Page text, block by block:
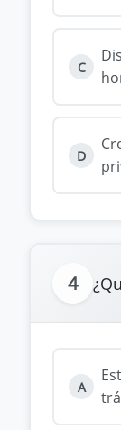
C
D
4
A